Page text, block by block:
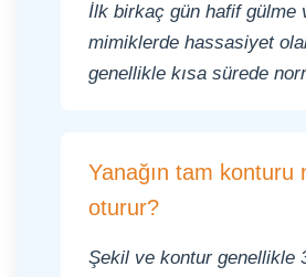
İlk birkaç gün hafif gülme
mimiklerde hassasiyet
genellikle kısa sürede
Yanağın tam konturu
oturur?
Şekil ve kontur genellikle